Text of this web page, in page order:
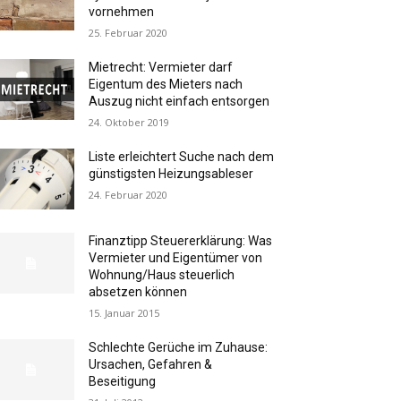
vornehmen
25. Februar 2020
Mietrecht: Vermieter darf
Eigentum des Mieters nach
Auszug nicht einfach entsorgen
24. Oktober 2019
Liste erleichtert Suche nach dem
günstigsten Heizungsableser
24. Februar 2020
Finanztipp Steuererklärung: Was
Vermieter und Eigentümer von
Wohnung/Haus steuerlich
absetzen können
15. Januar 2015
Schlechte Gerüche im Zuhause:
Ursachen, Gefahren &
Beseitigung